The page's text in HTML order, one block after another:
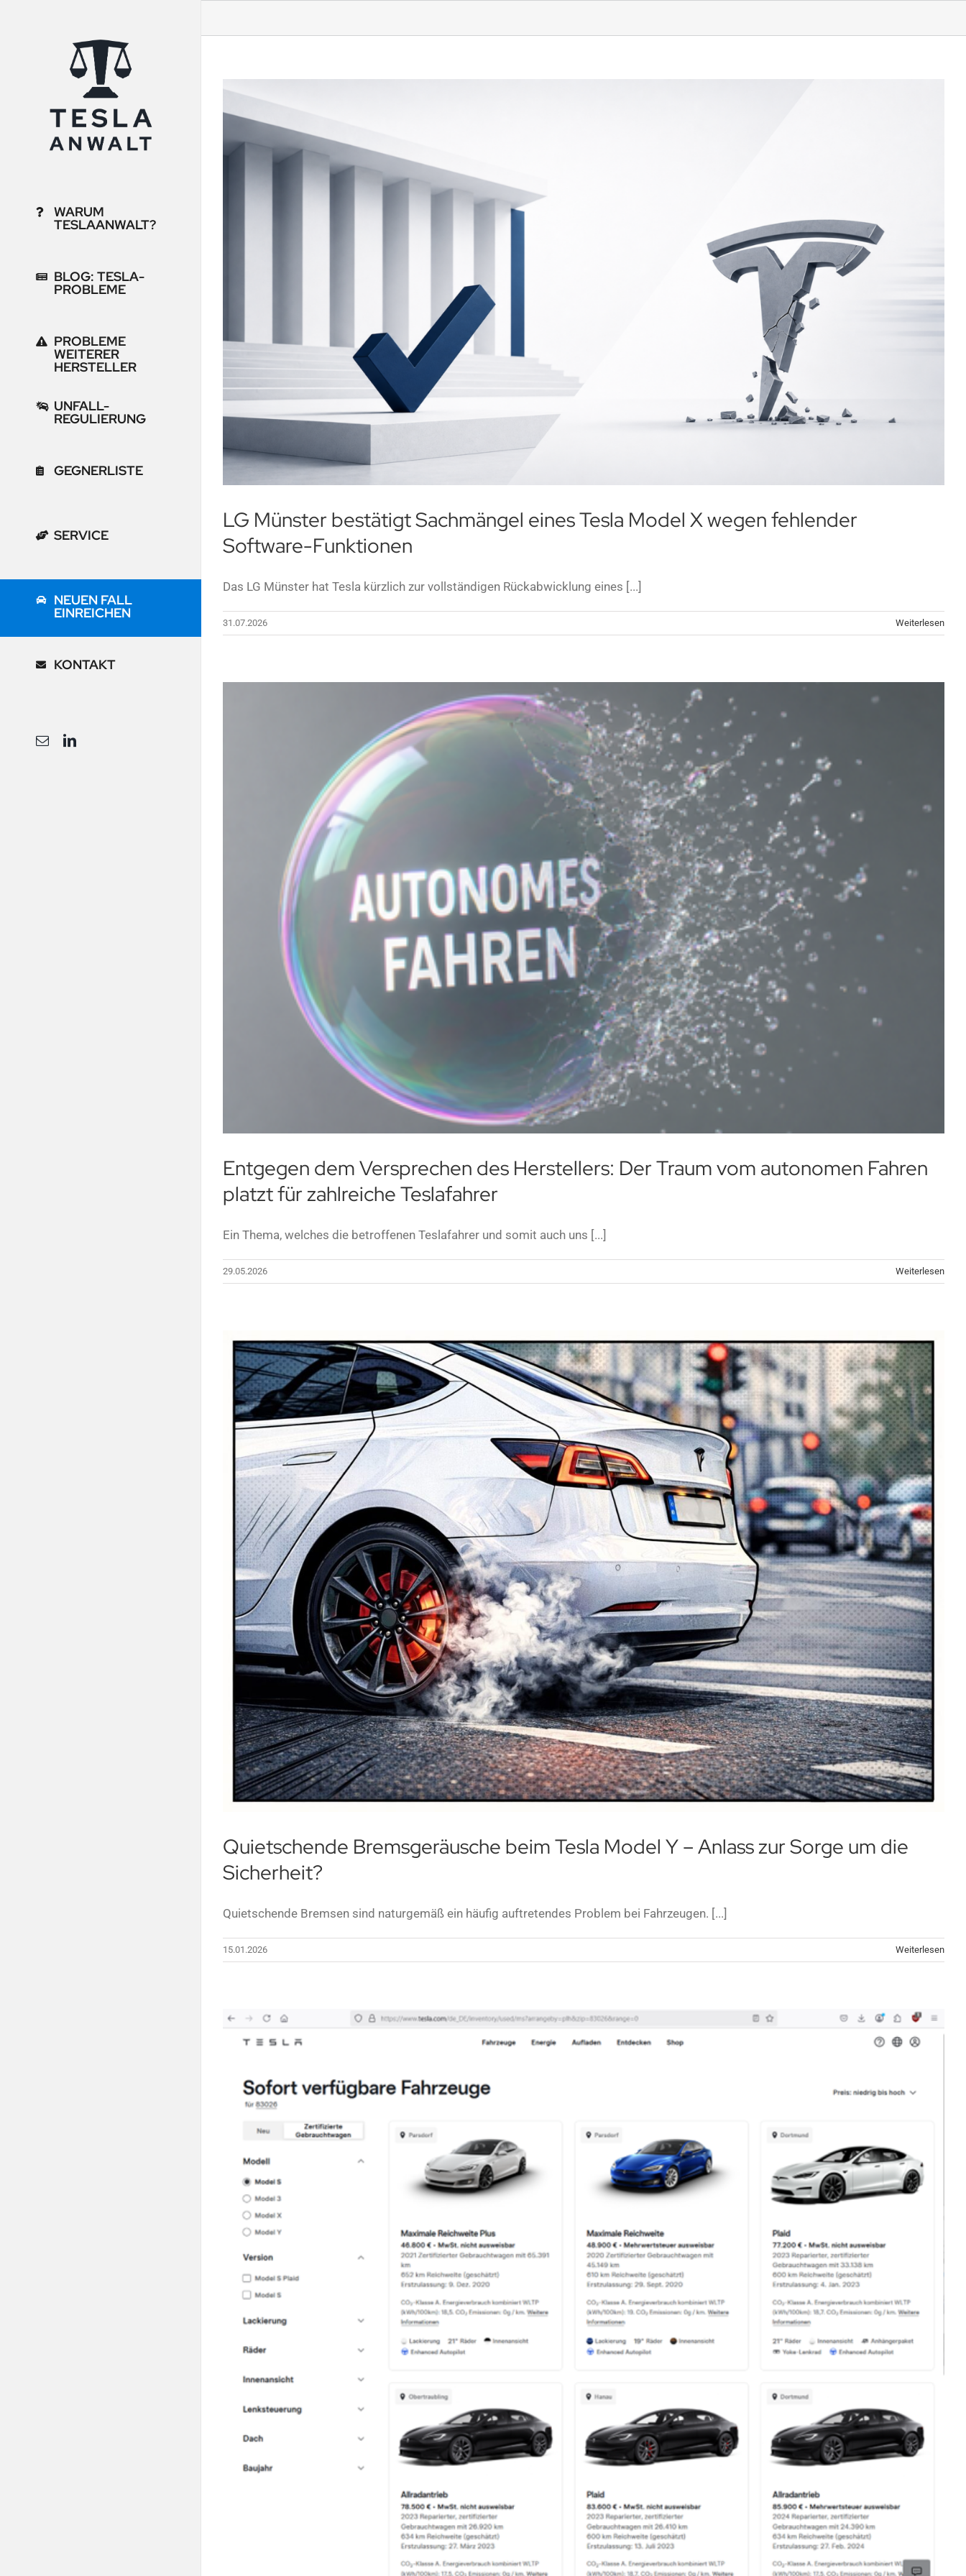
WARUM
TESLAANWALT?
BLOG: TESLA-
PROBLEME
PROBLEME
WEITERER
HERSTELLER
UNFALL-
REGULIERUNG
GEGNERLISTE
SERVICE
NEUEN FALL
EINREICHEN
KONTAKT
E-
LinkedIn
fehlender Software-
LG Münster bestätigt Sachmängel eines Tesla Model X wegen fehlender
Software-Funktionen
Das LG Münster hat Tesla kürzlich zur vollständigen Rückabwicklung eines [...]
31.07.2026 Weiterlesen
Entgegen dem Versprechen des Herstellers: Der Traum vom autonomen Fahren
platzt für zahlreiche Teslafahrer
Ein Thema, welches die betroffenen Teslafahrer und somit auch uns [...]
29.05.2026 Weiterlesen
Quietschende Bremsgeräusche beim Tesla Model Y – Anlass zur Sorge um die
Sicherheit?
Quietschende Bremsen sind naturgemäß ein häufig auftretendes Problem bei Fahrzeugen. [...]
15.01.2026 Weiterlesen